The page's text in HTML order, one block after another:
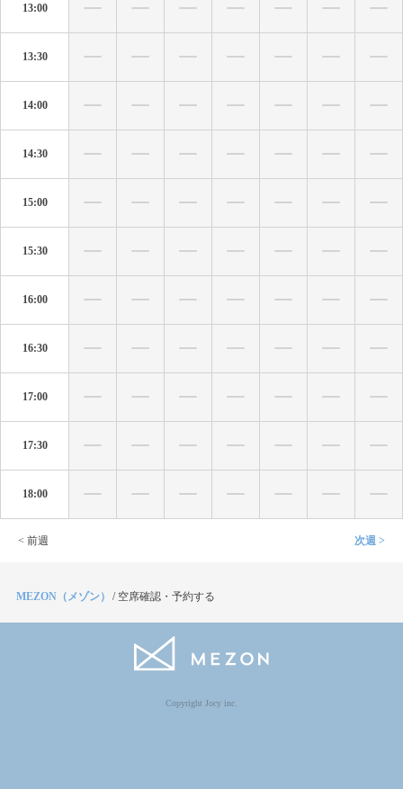
13:00
13:30
14:00
14:30
15:00
15:30
16:00
16:30
17:00
17:30
18:00
< 前週 次週 >
MEZON（メゾン） / 空席確認・予約する
Copyright Jocy inc.